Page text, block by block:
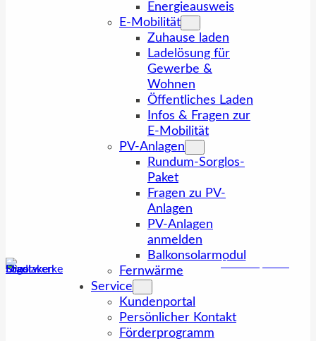
Energieausweis
E-Mobilität
Zuhause laden
Ladelösung für
Gewerbe &
Wohnen
Öffentliches Laden
Infos & Fragen zur
E-Mobilität
PV-Anlagen
Rundum-Sorglos-
Paket
Fragen zu PV-
Anlagen
PV-Anlagen
anmelden
Balkonsolarmodul
Fernwärme
Service
Kundenportal
Persönlicher Kontakt
Förderprogramm
Kundenportal